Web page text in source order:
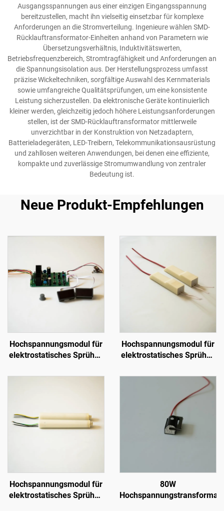
Ausgangsspannungen aus einer einzigen Eingangsspannung
bereitzustellen, macht ihn vielseitig einsetzbar für komplexe
Anforderungen an die Stromverteilung. Ingenieure wählen SMD-
Rücklauftransformator-Einheiten anhand von Parametern wie
Übersetzungsverhältnis, Induktivitätswerten,
Betriebsfrequenzbereich, Stromtragfähigkeit und Anforderungen an
die Spannungsisolation aus. Der Herstellungsprozess umfasst
präzise Wickeltechniken, sorgfältige Auswahl des Kernmaterials
sowie umfangreiche Qualitätsprüfungen, um eine konsistente
Leistung sicherzustellen. Da elektronische Geräte kontinuierlich
kleiner werden, gleichzeitig jedoch höhere Leistungsanforderungen
stellen, ist der SMD-Rücklauftransformator mittlerweile
unverzichtbar in der Konstruktion von Netzadaptern,
Batterieladegeräten, LED-Treibern, Telekommunikationsausrüstung
und zahllosen weiteren Anwendungen, bei denen eine effiziente,
kompakte und zuverlässige Stromumwandlung von zentraler
Bedeutung ist.
Neue Produkt-Empfehlungen
Hochspannungsmodul für
elektrostatisches Sprühen
Hochspannungsmodul für
elektrostatisches Sprühen
Hochspannungsmodul für
elektrostatisches Sprühen
80W